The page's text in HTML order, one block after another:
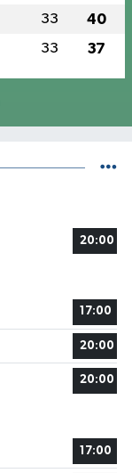
33 40
33 37
20:00
17:00
20:00
20:00
17:00